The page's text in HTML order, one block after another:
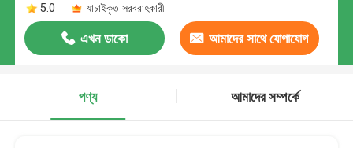
5.0
যাচাইকৃত সরবরাহকারী
এখন ডাকো আমাদের সাথে যোগাযোগ
পণ্য
আমাদের সম্পর্কে